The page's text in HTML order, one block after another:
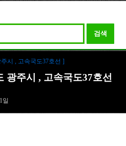
검색
시 , 고속국도37호선 ]
광주시 , 고속국도37호선
일